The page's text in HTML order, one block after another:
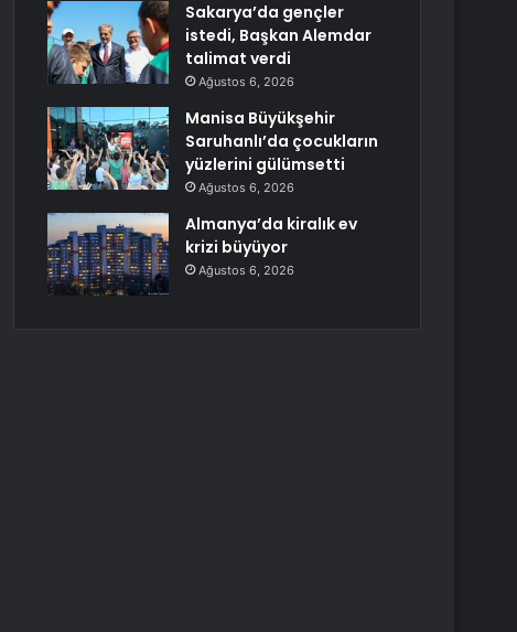
Sakarya’da gençler
istedi, Başkan Alemdar
talimat verdi
Ağustos 6, 2026
Manisa Büyükşehir
Saruhanlı’da çocukların
yüzlerini gülümsetti
Ağustos 6, 2026
Almanya’da kiralık ev
krizi büyüyor
Ağustos 6, 2026